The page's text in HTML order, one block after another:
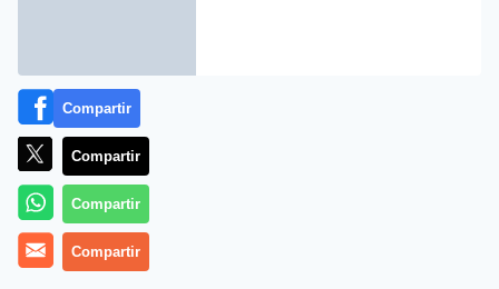
Más información
Compartir
Compartir
Compartir
Compartir